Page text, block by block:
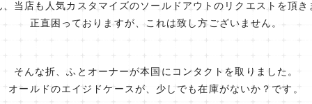
、当店も人気カスタマイズのソールドアウトのリクエストを頂き
正直困っておりますが、これは致し方ございません。
そんな折、ふとオーナーが本国にコンタクトを取りました。
オールドのエイジドケースが、少しでも在庫がないか？です。